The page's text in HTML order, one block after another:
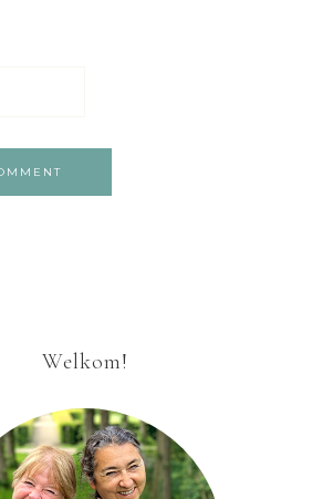
Welkom!